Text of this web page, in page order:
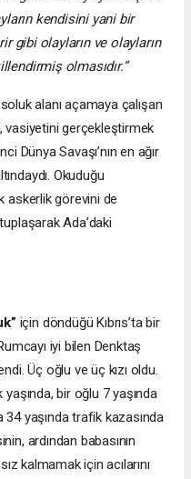
kendisini yani bir
gibi olayların ve olayların
olmasıdır.”
alanı açamaya çalışan
vasiyetini gerçekleştirmek
Dünya Savaşı’nın en ağır
Okuduğu
askerlik görevini de
Ada’daki
için döndüğü Kıbrıs’ta bir
iyi bilen Denktaş
Üç oğlu ve üç kızı oldu.
bir oğlu 7 yaşında
yaşında trafik kazasında
ardından babasının
kalmamak için acılarını